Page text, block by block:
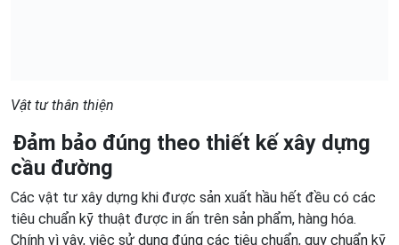
Vật tư thân thiện
Đảm bảo đúng theo thiết kế xây dựng
cầu đường
Các vật tư xây dựng khi được sản xuất hầu hết đều có các
tiêu chuẩn kỹ thuật được in ấn trên sản phẩm, hàng hóa.
Chính vì vậy, việc sử dụng đúng các tiêu chuẩn, quy chuẩn kỹ